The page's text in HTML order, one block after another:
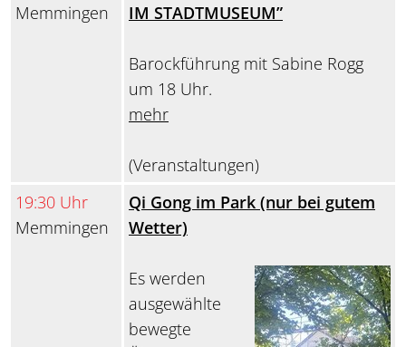
Memmingen IM STADTMUSEUM”
Barockführung mit Sabine Rogg
um 18 Uhr.
mehr
(Veranstaltungen)
19:30 Uhr
Memmingen
Qi Gong im Park (nur bei gutem
Wetter)
Es werden
ausgewählte
bewegte